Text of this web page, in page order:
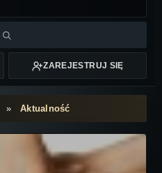
ZAREJESTRUJ SIĘ
»Aktualność